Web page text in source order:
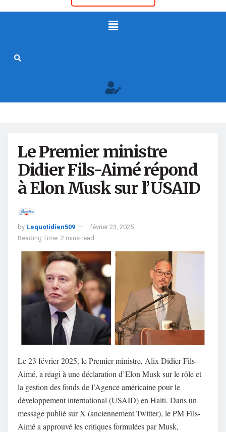
Le Premier ministre
Didier Fils-Aimé répond
à Elon Musk sur l’USAID
by Lequotidien509
février 23, 2025
Reading Time: 2 mins read
Le 23 février 2025, le Premier ministre, Alix Didier Fils-
Aimé, a réagi à une déclaration d’Elon Musk sur le rôle et
la gestion des fonds de l’Agence américaine pour le
développement international (USAID) en Haïti. Dans un
message publié sur X (anciennement Twitter), le PM Fils-
Aimé a approuvé les critiques formulées par Musk,